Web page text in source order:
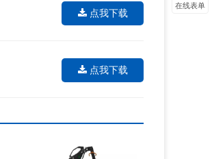
点我下载
点我下载
在线表单